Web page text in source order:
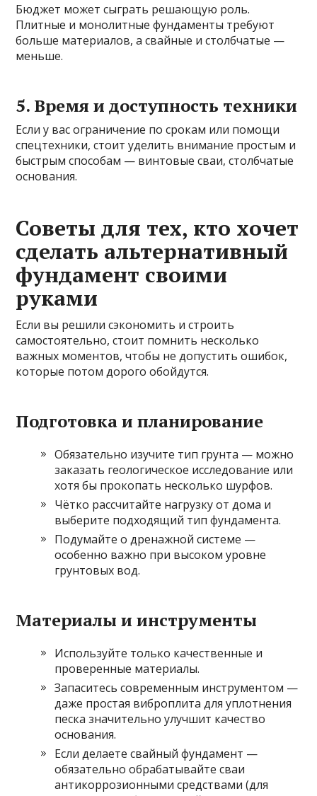
Бюджет может сыграть решающую роль.
Плитные и монолитные фундаменты требуют
больше материалов, а свайные и столбчатые —
меньше.
5. Время и доступность техники
Если у вас ограничение по срокам или помощи
спецтехники, стоит уделить внимание простым и
быстрым способам — винтовые сваи, столбчатые
основания.
Советы для тех, кто хочет
сделать альтернативный
фундамент своими
руками
Если вы решили сэкономить и строить
самостоятельно, стоит помнить несколько
важных моментов, чтобы не допустить ошибок,
которые потом дорого обойдутся.
Подготовка и планирование
Обязательно изучите тип грунта — можно
заказать геологическое исследование или
хотя бы прокопать несколько шурфов.
Чётко рассчитайте нагрузку от дома и
выберите подходящий тип фундамента.
Подумайте о дренажной системе —
особенно важно при высоком уровне
грунтовых вод.
Материалы и инструменты
Используйте только качественные и
проверенные материалы.
Запаситесь современным инструментом —
даже простая виброплита для уплотнения
песка значительно улучшит качество
основания.
Если делаете свайный фундамент —
обязательно обрабатывайте сваи
антикоррозионными средствами (для